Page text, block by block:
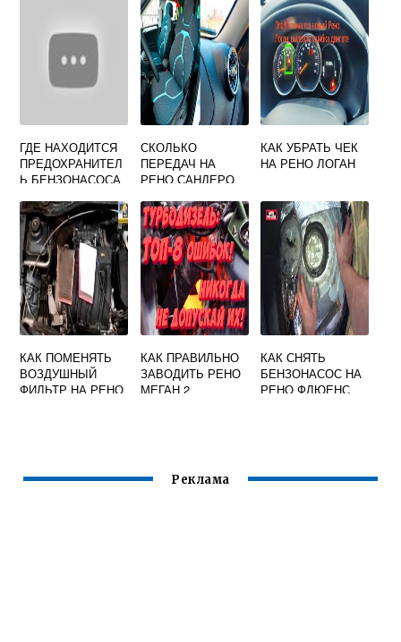
ГДЕ НАХОДИТСЯ
ПРЕДОХРАНИТЕЛ
Ь БЕНЗОНАСОСА
2
СКОЛЬКО
ПЕРЕДАЧ НА
РЕНО САНДЕРО
КАК УБРАТЬ ЧЕК
НА РЕНО ЛОГАН
КАК ПОМЕНЯТЬ
ВОЗДУШНЫЙ
ФИЛЬТР НА РЕНО
КАК ПРАВИЛЬНО
ЗАВОДИТЬ РЕНО
МЕГАН 2
КАК СНЯТЬ
БЕНЗОНАСОС НА
РЕНО ФЛЮЕНС
Реклама